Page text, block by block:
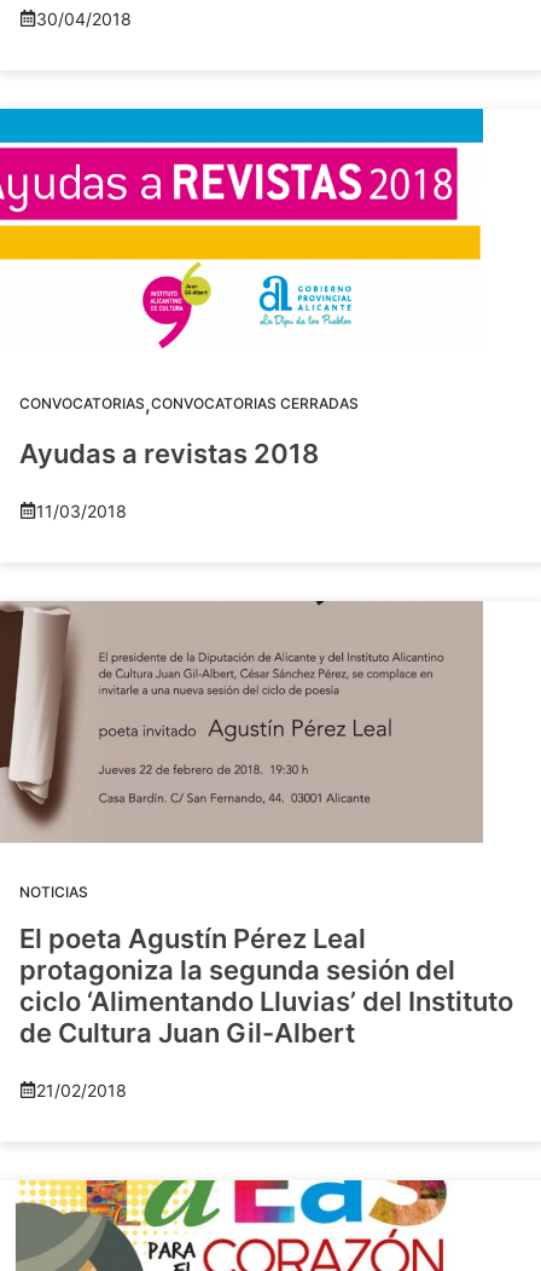
30/04/2018
CONVOCATORIAS,CONVOCATORIAS CERRADAS
Ayudas a revistas 2018
11/03/2018
NOTICIAS
El poeta Agustín Pérez Leal
protagoniza la segunda sesión del
ciclo ‘Alimentando Lluvias’ del Instituto
de Cultura Juan Gil-Albert
21/02/2018